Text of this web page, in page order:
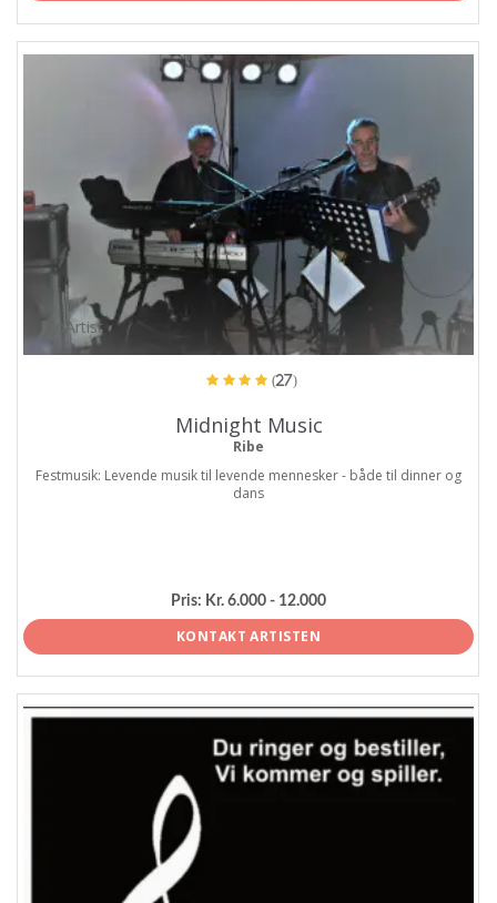
ProArtist
(27)
Midnight Music
Ribe
Festmusik: Levende musik til levende mennesker - både til dinner og
dans
Pris: Kr. 6.000 - 12.000
KONTAKT ARTISTEN